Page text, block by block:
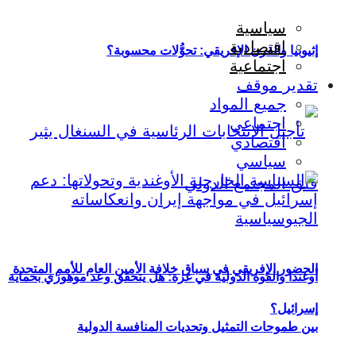
إثيوبيا والقرن الإفريقي: تحوُّلات محسوبة؟
الحضور الإفريقي في سباق خلافة الأمين العام للأمم المتحدة
بين طموحات التمثيل وتحديات المنافسة الدولية
سياسية
اقتصادية
اجتماعية
تقدير موقف
جميع المواد
اجتماعي
اقتصادي
سياسي
أوغندا والقوة الدولية في غزة: هل يتحقق وعد موهوزي بحماية
إسرائيل؟